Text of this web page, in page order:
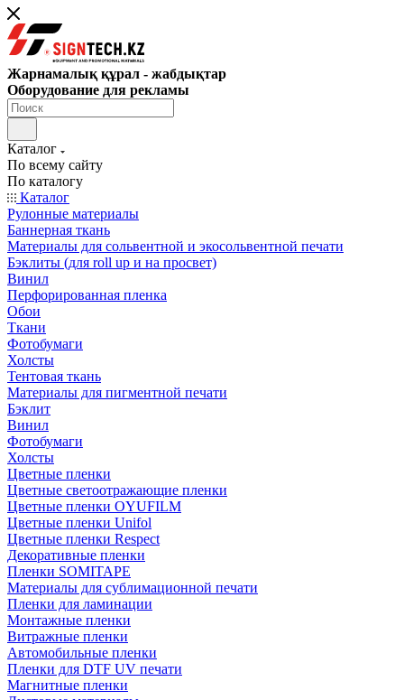
Жарнамалық құрал - жабдықтар
Оборудование для рекламы
Каталог
По всему сайту
По каталогу
Каталог
Рулонные материалы
Баннерная ткань
Материалы для сольвентной и экосольвентной печати
Бэклиты (для roll up и на просвет)
Винил
Перфорированная пленка
Обои
Ткани
Фотобумаги
Холсты
Тентовая ткань
Материалы для пигментной печати
Бэклит
Винил
Фотобумаги
Холсты
Цветные пленки
Цветные светоотражающие пленки
Цветные пленки OYUFILM
Цветные пленки Unifol
Цветные пленки Respect
Декоративные пленки
Пленки SOMITAPE
Материалы для сублимационной печати
Пленки для ламинации
Монтажные пленки
Витражные пленки
Автомобильные пленки
Пленки для DTF UV печати
Магнитные пленки